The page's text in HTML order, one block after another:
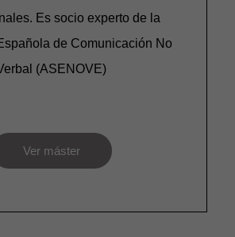
Es socio experto de la
de Comunicación No
(ASENOVE)
Ver máster